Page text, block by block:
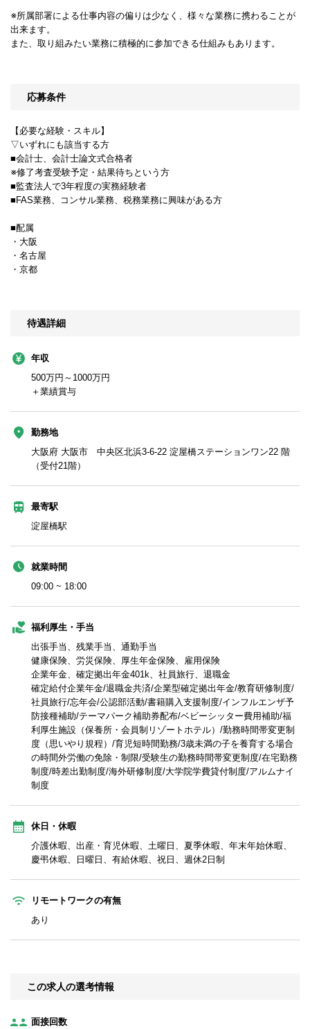
※所属部署による仕事内容の偏りは少なく、様々な業務に携わることが
出来ます。
また、取り組みたい業務に積極的に参加できる仕組みもあります。
応募条件
【必要な経験・スキル】
▽いずれにも該当する方
■会計士、会計士論文式合格者
※修了考査受験予定・結果待ちという方
■監査法人で3年程度の実務経験者
■FAS業務、コンサル業務、税務業務に興味がある方
■配属
・大阪
・名古屋
・京都
待遇詳細
年収
500万円～1000万円
＋業績賞与
勤務地
大阪府 大阪市 中央区北浜3-6-22 淀屋橋ステーションワン22 階
（受付21階）
最寄駅
淀屋橋駅
就業時間
09:00 ~ 18:00
福利厚生・手当
出張手当、残業手当、通勤手当
健康保険、労災保険、厚生年金保険、雇用保険
企業年金、確定拠出年金401k、社員旅行、退職金
確定給付企業年金/退職金共済/企業型確定拠出年金/教育研修制度/
社員旅行/忘年会/公認部活動/書籍購入支援制度/インフルエンザ予
防接種補助/テーマパーク補助券配布/ベビーシッター費用補助/福
利厚生施設（保養所・会員制リゾートホテル）/勤務時間帯変更制
度（思いやり規程）/育児短時間勤務/3歳未満の子を養育する場合
の時間外労働の免除・制限/受験生の勤務時間帯変更制度/在宅勤務
制度/時差出勤制度/海外研修制度/大学院学費貸付制度/アルムナイ
制度
休日・休暇
介護休暇、出産・育児休暇、土曜日、夏季休暇、年末年始休暇、
慶弔休暇、日曜日、有給休暇、祝日、週休2日制
リモートワークの有無
あり
この求人の選考情報
面接回数